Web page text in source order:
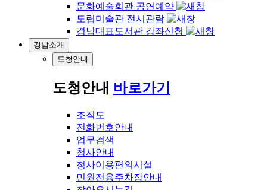
문화예술회관 공연예약
도립미술관 전시관람
경남대표도서관 강좌신청
경남소개
도청안내
도청안내 바로가기
조직도
전화번호안내
업무검색
청사안내
청사이용편의시설
민원전용주차장안내